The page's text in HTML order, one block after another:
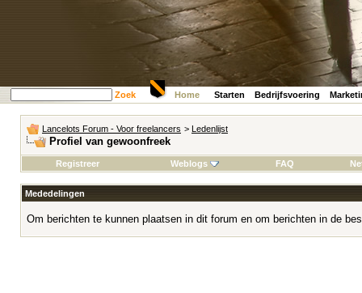
Zoek Home Starten Bedrijfsvoering
Lancelots Forum - Voor freelancers > Ledenlijst
Profiel van gewoonfreek
Registreer Weblogs FAQ
Mededelingen
Om berichten te kunnen plaatsen in dit forum en om berichten in de